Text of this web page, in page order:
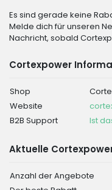
Es sind gerade keine
Melde dich für unseren
Nachricht, sobald
Cortexpower
Shop
Website
B2B Support
Ist
Aktuelle
Anzahl der Angebote